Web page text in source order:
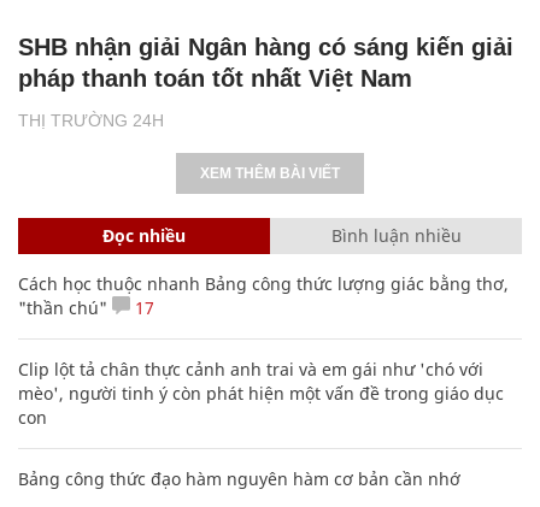
THỊ TRƯỜNG 24H
SHB nhận giải Ngân hàng có sáng kiến giải
pháp thanh toán tốt nhất Việt Nam
XEM THÊM BÀI VIẾT
Đọc nhiều Bình luận nhiều
Cách học thuộc nhanh Bảng công thức lượng giác bằng thơ,
"thần chú"
17
Clip lột tả chân thực cảnh anh trai và em gái như 'chó với
mèo', người tinh ý còn phát hiện một vấn đề trong giáo dục
con
Bảng công thức đạo hàm nguyên hàm cơ bản cần nhớ